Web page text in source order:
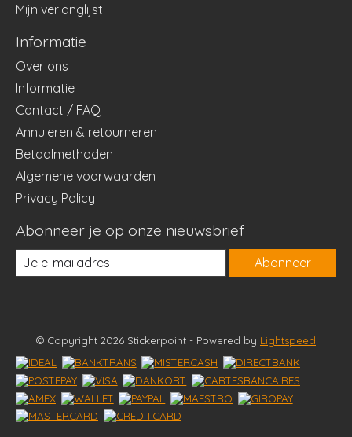
Mijn verlanglijst
Informatie
Over ons
Informatie
Contact / FAQ
Annuleren & retourneren
Betaalmethoden
Algemene voorwaarden
Privacy Policy
Abonneer je op onze nieuwsbrief
Abonneer
© Copyright 2026 Stickerpoint - Powered by Lightspeed